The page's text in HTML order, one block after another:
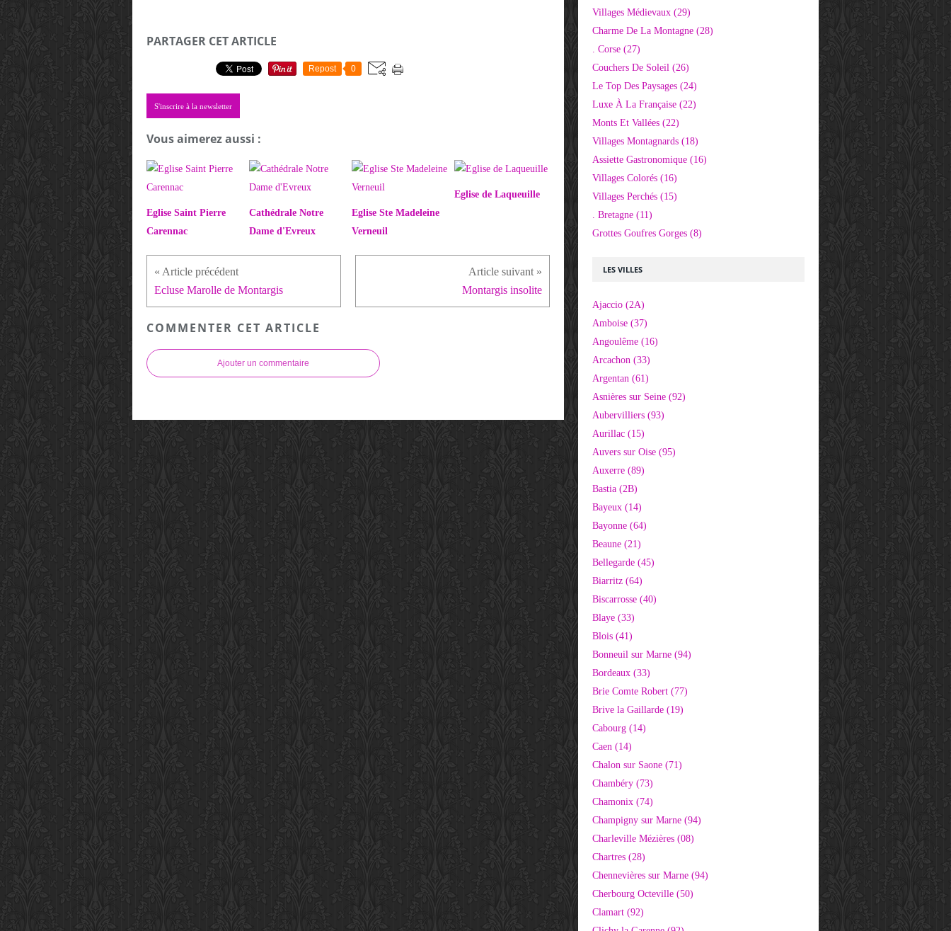
PARTAGER CET ARTICLE
Repost 0
S'inscrire à la newsletter
Vous aimerez aussi :
Eglise Saint Pierre
Carennac
Cathédrale Notre
Dame d'Evreux
Eglise Ste Madeleine
Verneuil
Eglise de Laqueuille
Ecluse Marolle de Montargis Montargis insolite
COMMENTER CET ARTICLE
Ajouter un commentaire
LES VILLES
Ajaccio (2A)
Amboise (37)
Angoulême (16)
Arcachon (33)
Argentan (61)
Asnières sur Seine (92)
Aubervilliers (93)
Aurillac (15)
Auvers sur Oise (95)
Auxerre (89)
Bastia (2B)
Bayeux (14)
Bayonne (64)
Beaune (21)
Bellegarde (45)
Biarritz (64)
Biscarrosse (40)
Blaye (33)
Blois (41)
Bonneuil sur Marne (94)
Bordeaux (33)
Brie Comte Robert (77)
Brive la Gaillarde (19)
Cabourg (14)
Caen (14)
Chalon sur Saone (71)
Chambéry (73)
Chamonix (74)
Champigny sur Marne (94)
Charleville Mézières (08)
Chartres (28)
Chennevières sur Marne (94)
Cherbourg Octeville (50)
Clamart (92)
Villages Médievaux (29)
Charme De La Montagne (28)
. Corse (27)
Couchers De Soleil (26)
Le Top Des Paysages (24)
Luxe À La Française (22)
Monts Et Vallées (22)
Villages Montagnards (18)
Assiette Gastronomique (16)
Villages Colorés (16)
Villages Perchés (15)
. Bretagne (11)
Grottes Goufres Gorges (8)